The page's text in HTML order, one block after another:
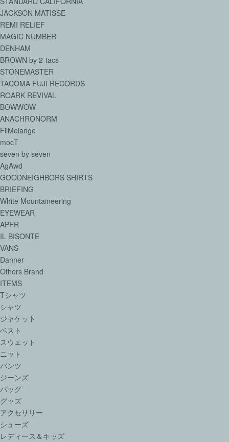
JACKSON MATISSE
REMI RELIEF
MAGIC NUMBER
DENHAM
BROWN by 2-tacs
STONEMASTER
TACOMA FUJI RECORDS
ROARK REVIVAL
BOWWOW
ANACHRONORM
FilMelange
mocT
seven by seven
AgAwd
GOODNEIGHBORS SHIRTS
BRIEFING
White Mountaineering
EYEWEAR
APFR
IL BISONTE
VANS
Danner
Others Brand
ITEMS
Tシャツ
シャツ
ジャケット
ベスト
スウェット
ニット
パンツ
ジーンズ
バッグ
グッズ
アクセサリー
シューズ
レディース＆キッズ